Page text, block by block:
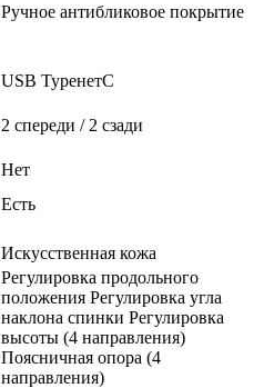
Ручное антибликовое покрытие
USB TypeнетC
2 спереди / 2 сзади
Нет
Есть
Искусственная кожа
Регулировка продольного
положения Регулировка угла
наклона спинки Регулировка
высоты (4 направления)
Поясничная опора (4
направления)